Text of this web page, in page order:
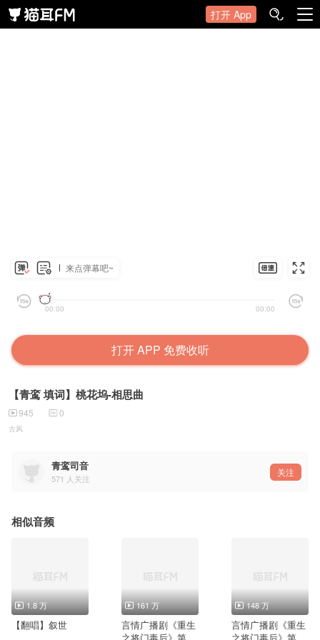
打开 App
来点弹幕吧~
00:00 00:00
打开 APP 免费收听
【青鸾 填词】桃花坞-相思曲
945 0
古风
青鸾司音
571 人关注
关注
相似音频
1.8 万
【翻唱】叙世
161 万
言情广播剧《重生
148 万
言情广播剧《重生